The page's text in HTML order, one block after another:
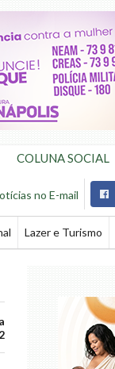
COLUNA SOCIAL
no E-mail
Lazer e Turismo